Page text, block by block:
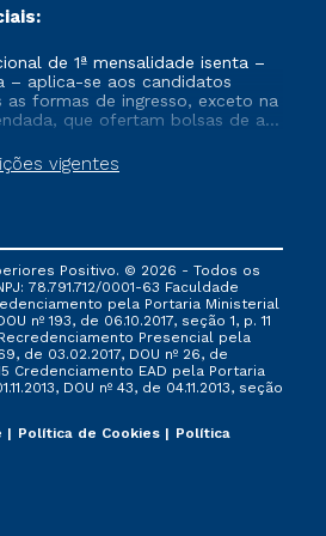
vigentes
de 1ª mensalidade isenta –
– aplica-se aos candidatos
formas de ingresso, exceto na
que ofertam bolsas de até
tenham efetivado e/ou não
trancado sua matrícula em uma
programas governamentais, e
nenhuma outra campanha
Positivo. © 2026 - Todos os
78.791.712/0001-63 Faculdade
pela Portaria Ministerial
nº 193, de 06.10.2017, seção 1, p. 11
Presencial ​pela
de 03.02.2017, DOU nº 26, de
Credenciamento EAD pela Portaria
DOU nº 43, de 04.11.2013, seção
Política de Cookies
Política